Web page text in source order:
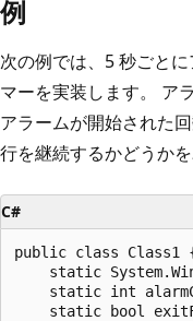
例
次の例では、5 秒ごと
マーを実装します。 ア
アラームが開始された
行を継続するかどうか
C#
public class Class1
static
static int
static bool